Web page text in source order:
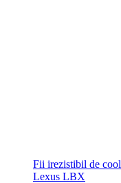
Fii irezistibil de cool
Lexus LBX